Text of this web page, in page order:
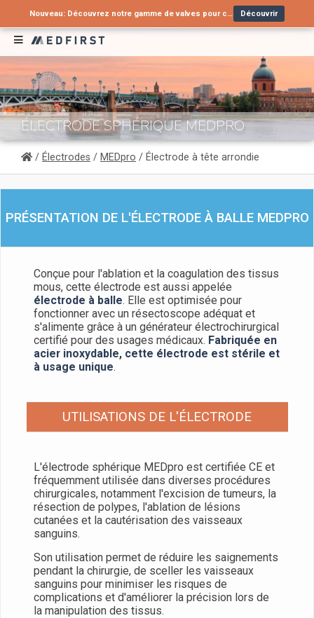
Nouveau: Découvrez notre gamme de valves pour cathéters urinaires ! Découvrir
ÉLECTRODE SPHÉRIQUE MEDPRO
/ Électrodes / MEDpro / Électrode à tête arrondie
PRÉSENTATION DE L'ÉLECTRODE À BALLE MEDPRO
Conçue pour l'ablation et la coagulation des tissus
mous, cette électrode est aussi appelée
électrode à balle. Elle est optimisée pour
fonctionner avec un résectoscope adéquat et
s'alimente grâce à un générateur électrochirurgical
certifié pour des usages médicaux. Fabriquée en
acier inoxydable, cette électrode est stérile et
à usage unique.
UTILISATIONS DE L'ÉLECTRODE
L'électrode sphérique MEDpro est certifiée CE et
fréquemment utilisée dans diverses procédures
chirurgicales, notamment l'excision de tumeurs, la
résection de polypes, l'ablation de lésions
cutanées et la cautérisation des vaisseaux
sanguins.
Son utilisation permet de réduire les saignements
pendant la chirurgie, de sceller les vaisseaux
sanguins pour minimiser les risques de
complications et d'améliorer la précision lors de
la manipulation des tissus.